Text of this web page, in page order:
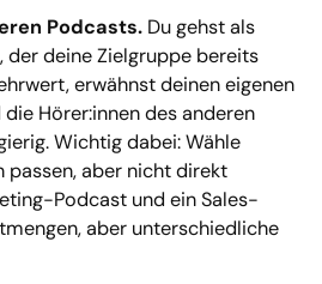
Podcasts. Du gehst als
der deine Zielgruppe bereits
erwähnst deinen eigenen
Hörer:innen des anderen
Wichtig dabei: Wähle
passen, aber nicht direkt
Podcast und ein Sales-
aber unterschiedliche